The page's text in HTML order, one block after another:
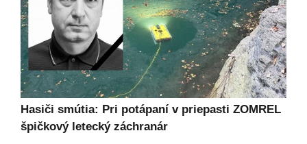
Hasiči smútia: Pri potápaní v priepasti ZOMREL
špičkový letecký záchranár